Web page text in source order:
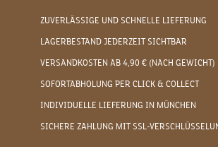
ZUVERLÄSSIGE UND SCHNELLE LIEFERUNG
LAGERBESTAND JEDERZEIT SICHTBAR
VERSANDKOSTEN AB 4,90 € (NACH GEWICHT)
SOFORTABHOLUNG PER CLICK & COLLECT
INDIVIDUELLE LIEFERUNG IN MÜNCHEN
SICHERE ZAHLUNG MIT SSL-